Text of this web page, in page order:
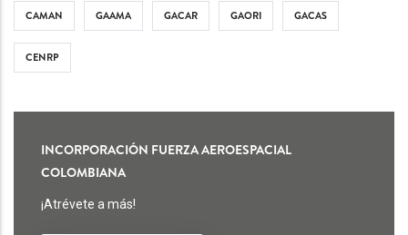
CAMAN GAAMA GACAR GAORI GACAS
CENRP
INCORPORACIÓN FUERZA AEROESPACIAL
COLOMBIANA
¡Atrévete a más!